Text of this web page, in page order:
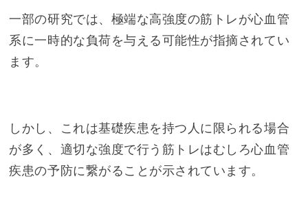
一部の研究では、極端な高強度の筋トレが心血管
系に一時的な負荷を与える可能性が指摘されてい
ます。
しかし、これは基礎疾患を持つ人に限られる場合
が多く、適切な強度で行う筋トレはむしろ心血管
疾患の予防に繋がることが示されています。